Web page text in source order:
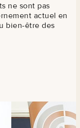
ne sont pas
actuel en
bien-être des